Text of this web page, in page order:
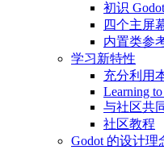
初识
四个主屏
内置类参
学习新特性
充分利用
Learning
与社区共
社区教程
Godot 的设计理